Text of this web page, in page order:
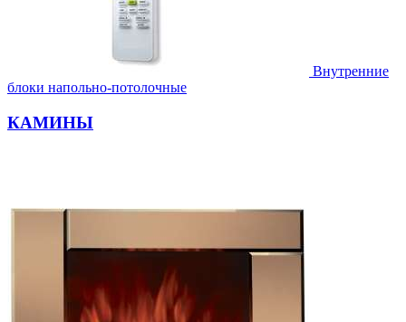
Внутренние
блоки напольно-потолочные
КАМИНЫ